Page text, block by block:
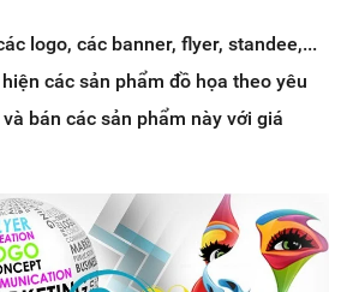
logo, các banner, flyer, standee,...
các sản phẩm đồ họa theo yêu
bán các sản phẩm này với giá